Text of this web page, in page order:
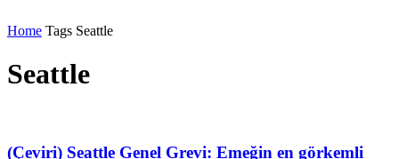
Home Tags Seattle
Seattle
(Çeviri) Seattle Genel Grevi: Emeğin en görkemli